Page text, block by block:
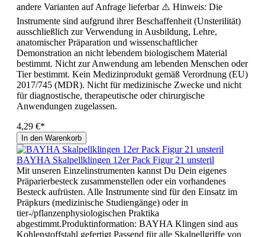
andere Varianten auf Anfrage lieferbar ⚠️ Hinweis: Die
Instrumente sind aufgrund ihrer Beschaffenheit (Unsterilität)
ausschließlich zur Verwendung in Ausbildung, Lehre,
anatomischer Präparation und wissenschaftlicher
Demonstration an nicht lebendem biologischem Material
bestimmt. Nicht zur Anwendung am lebenden Menschen oder
Tier bestimmt. Kein Medizinprodukt gemäß Verordnung (EU)
2017/745 (MDR). Nicht für medizinische Zwecke und nicht
für diagnostische, therapeutische oder chirurgische
Anwendungen zugelassen.
4,29 €*
In den Warenkorb
BAYHA Skalpellklingen 12er Pack Figur 21 unsteril
Mit unseren Einzelinstrumenten kannst Du Dein eigenes
Präparierbesteck zusammenstellen oder ein vorhandenes
Besteck aufrüsten. Alle Instrumente sind für den Einsatz im
Präpkurs (medizinische Studiengänge) oder in
tier-/pflanzenphysiologischen Praktika
abgestimmt.Produktinformation: BAYHA Klingen sind aus
Kohlenstoffstahl gefertigt Passend für alle Skalpellgriffe von